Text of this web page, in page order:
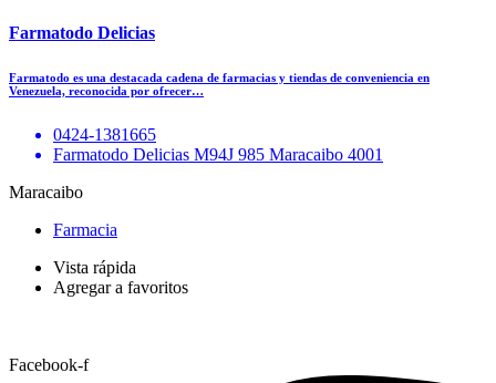
Farmatodo Delicias
Farmatodo es una destacada cadena de farmacias y tiendas de conveniencia en
Venezuela, reconocida por ofrecer…
0424-1381665
Farmatodo Delicias M94J 985 Maracaibo 4001
Maracaibo
Farmacia
Vista rápida
Agregar a favoritos
Facebook-f